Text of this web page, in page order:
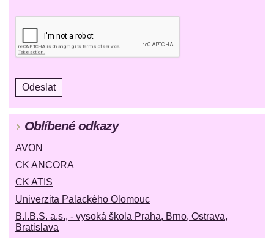
Oblíbené odkazy
AVON
CK ANCORA
CK ATIS
Univerzita Palackého Olomouc
B.I.B.S. a.s., - vysoká škola Praha, Brno, Ostrava,
Bratislava